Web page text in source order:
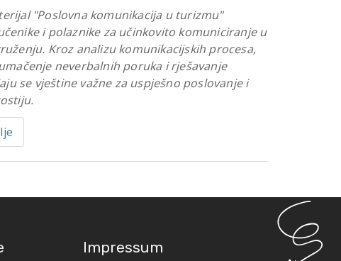
"Poslovna komunikacija u turizmu"
i polaznike za učinkovito komuniciranje u
Kroz analizu komunikacijskih procesa,
neverbalnih poruka i rješavanje
se vještine važne za uspješno poslovanje i
Impressum